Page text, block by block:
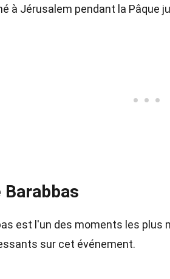
à Jérusalem pendant la Pâque
Barabbas
est l'un des moments les plus
sur cet événement.